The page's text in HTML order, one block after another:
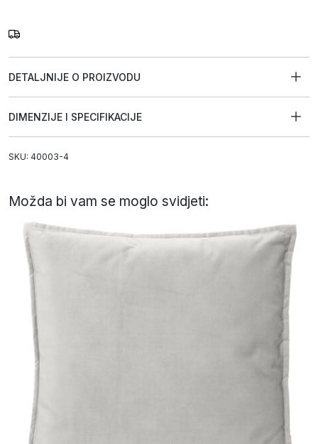
DETALJNIJE O PROIZVODU
DIMENZIJE I SPECIFIKACIJE
SKU: 40003-4
Možda bi vam se moglo svidjeti: